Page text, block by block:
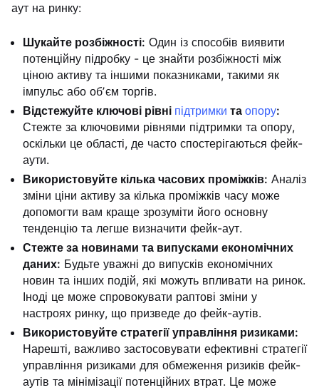
аут на ринку:
Шукайте розбіжності: Один із способів виявити
потенційну підробку - це знайти розбіжності між
ціною активу та іншими показниками, такими як
імпульс або обʼєм торгів.
Відстежуйте ключові рівні підтримки та опору:
Стежте за ключовими рівнями підтримки та опору,
оскільки це області, де часто спостерігаються фейк-
аути.
Використовуйте кілька часових проміжків: Аналіз
зміни ціни активу за кілька проміжків часу може
допомогти вам краще зрозуміти його основну
тенденцію та легше визначити фейк-аут.
Стежте за новинами та випусками економічних
даних: Будьте уважні до випусків економічних
новин та інших подій, які можуть впливати на ринок.
Іноді це може спровокувати раптові зміни у
настроях ринку, що призведе до фейк-аутів.
Використовуйте стратегії управління ризиками:
Нарешті, важливо застосовувати ефективні стратегії
управління ризиками для обмеження ризиків фейк-
аутів та мінімізації потенційних втрат. Це може